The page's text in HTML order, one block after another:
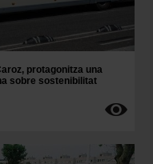
protagonitza una
sobre sostenibilitat